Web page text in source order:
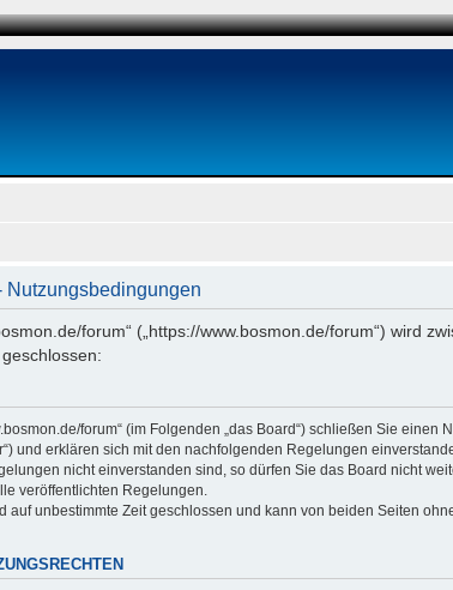
Nutzungsbedingungen
forum“ („https://www.bosmon.de/forum“) wird
forum“ (im Folgenden „das Board“) schließen Sie
und erklären sich mit den nachfolgenden Regelungen
nicht einverstanden sind, so dürfen Sie das Board nicht
veröffentlichten Regelungen.
auf unbestimmte Zeit geschlossen und kann von beiden Seiten